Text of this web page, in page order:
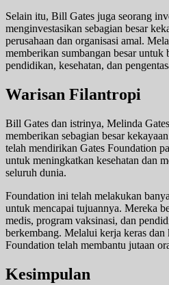
Selain itu, Bill Gates juga seorang
menginvestasikan sebagian besar
perusahaan dan organisasi amal.
memberikan sumbangan besar untuk
pendidikan, kesehatan, dan
Warisan Filantropi
Bill Gates dan istrinya, Melinda
memberikan sebagian besar
telah mendirikan Gates Foundation
untuk meningkatkan kesehatan dan
seluruh dunia.
Foundation ini telah melakukan
untuk mencapai tujuannya. Mereka
medis, program vaksinasi, dan
berkembang. Melalui kerja keras dan
Foundation telah membantu jutaan
Kesimpulan